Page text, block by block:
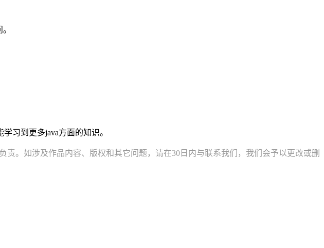
习到更多java方面的知识。
。如涉及作品内容、版权和其它问题，请在30日内与联系我们，我们会予以更改或删